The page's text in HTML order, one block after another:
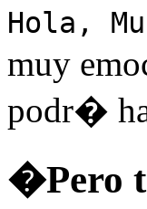
Hola,
muy
podr�
�Pero